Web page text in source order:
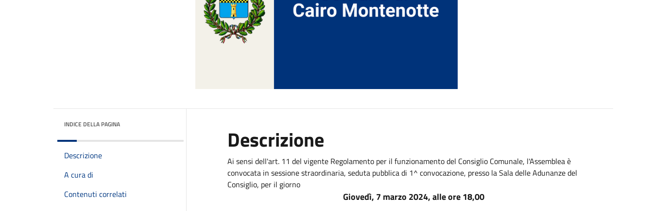
INDICE DELLA PAGINA
Descrizione
A cura di
Contenuti correlati
Descrizione
Ai sensi dell'art. 11 del vigente Regolamento per il funzionamento del Consiglio Comunale, l'Assemblea è
convocata in sessione straordinaria, seduta pubblica di 1^ convocazione, presso la Sala delle Adunanze del
Consiglio, per il giorno
Giovedì, 7 marzo 2024, alle ore 18,00